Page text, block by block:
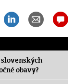
slovenských
obavy?